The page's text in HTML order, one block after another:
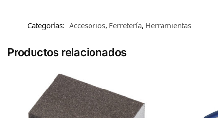
Categorías: Accesorios, Ferretería, Herramientas
Productos relacionados